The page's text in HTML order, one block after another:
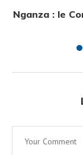
Nganza : le